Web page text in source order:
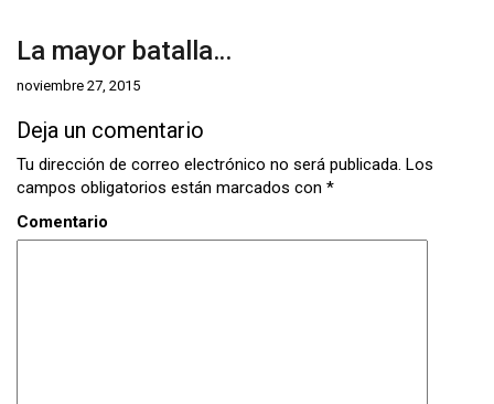
La mayor batalla…
noviembre 27, 2015
Deja un comentario
Tu dirección de correo electrónico no será publicada. Los
campos obligatorios están marcados con *
Comentario